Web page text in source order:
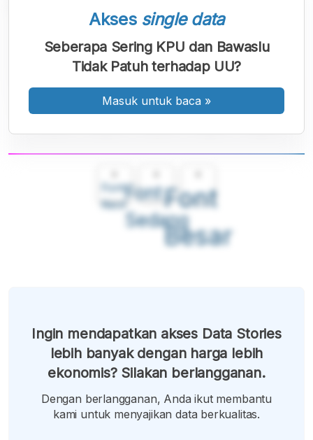
Font
Kecil
Font
Sedang
Font
Besar
Akses single data
Seberapa Sering KPU dan Bawaslu
Tidak Patuh terhadap UU?
Masuk untuk baca »
Ingin mendapatkan akses Data Stories
lebih banyak dengan harga lebih
ekonomis? Silakan berlangganan.
Dengan berlangganan, Anda ikut membantu
kami untuk menyajikan data berkualitas.